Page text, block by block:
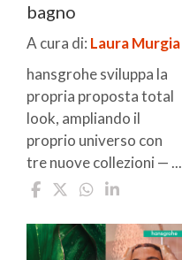
bagno
A cura di: Laura Murgia
hansgrohe sviluppa la
propria proposta total
look, ampliando il
proprio universo con
tre nuove collezioni — ...